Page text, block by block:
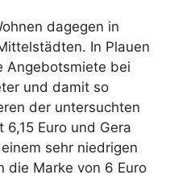
dagegen in
In Plauen
Angebotsmiete bei
und damit so
der untersuchten
Euro und Gera
sehr niedrigen
die Marke von 6 Euro